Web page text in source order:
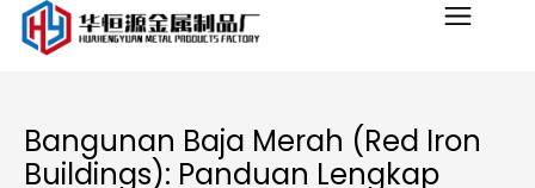
Bangunan Baja Merah (Red Iron
Buildings): Panduan Lengkap